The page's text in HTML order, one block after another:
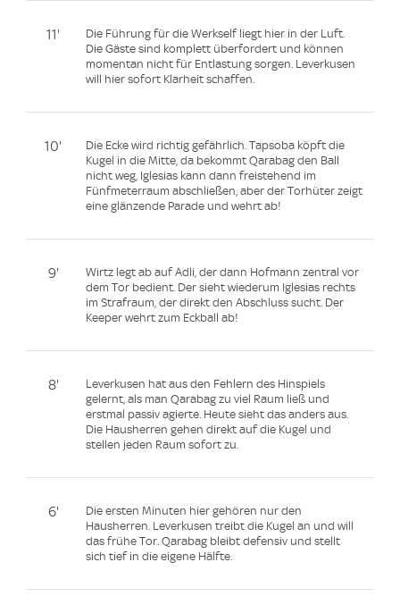
11'
Die Führung für die Werkself liegt hier in der Luft.
Die Gäste sind komplett überfordert und können
momentan nicht für Entlastung sorgen. Leverkusen
will hier sofort Klarheit schaffen.
10'
Die Ecke wird richtig gefährlich. Tapsoba köpft die
Kugel in die Mitte, da bekommt Qarabag den Ball
nicht weg, Iglesias kann dann freistehend im
Fünfmeterraum abschließen, aber der Torhüter zeigt
eine glänzende Parade und wehrt ab!
9'
Wirtz legt ab auf Adli, der dann Hofmann zentral vor
dem Tor bedient. Der sieht wiederum Iglesias rechts
im Strafraum, der direkt den Abschluss sucht. Der
Keeper wehrt zum Eckball ab!
8'
Leverkusen hat aus den Fehlern des Hinspiels
gelernt, als man Qarabag zu viel Raum ließ und
erstmal passiv agierte. Heute sieht das anders aus.
Die Hausherren gehen direkt auf die Kugel und
stellen jeden Raum sofort zu.
6'
Die ersten Minuten hier gehören nur den
Hausherren. Leverkusen treibt die Kugel an und will
das frühe Tor. Qarabag bleibt defensiv und stellt
sich tief in die eigene Hälfte.